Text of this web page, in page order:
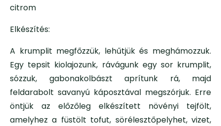
citrom
Elkészítés:
A krumplit megfőzzük, lehűtjük és meghámozzuk.
Egy tepsit kiolajozunk, rávágunk egy sor krumplit,
sózzuk, gabonakolbászt aprítunk rá, majd
feldarabolt savanyú káposztával megszórjuk. Erre
öntjük az előzőleg elkészített növényi tejfölt,
amelyhez a füstölt tofut, sörélesztőpelyhet, vizet,